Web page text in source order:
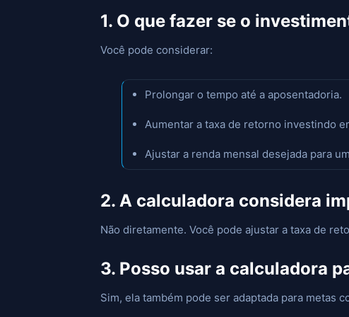
1. O que fazer se o
Você pode considerar:
Prolongar o tempo até a aposentadoria.
Aumentar a taxa de retorno investindo
Ajustar a renda mensal desejada para
2. A calculadora considera
Não diretamente. Você pode ajustar a taxa de
3. Posso usar a calculadora
Sim, ela também pode ser adaptada para metas